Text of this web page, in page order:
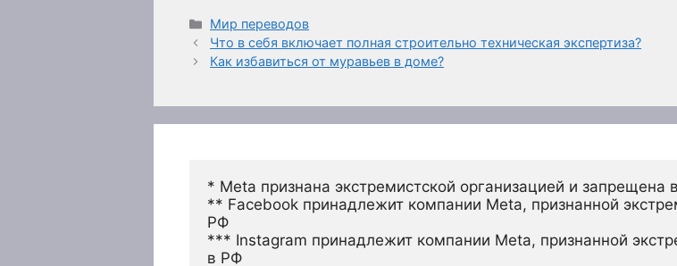
Рубрики
Мир переводов
Что в себя включает полная строительно техническая экспертиза?
Как избавиться от муравьев в доме?
* Meta признана экстремистской организацией и запрещена
** Facebook принадлежит компании Meta, признанной
РФ
*** Instagram принадлежит компании Meta, признанной
в РФ